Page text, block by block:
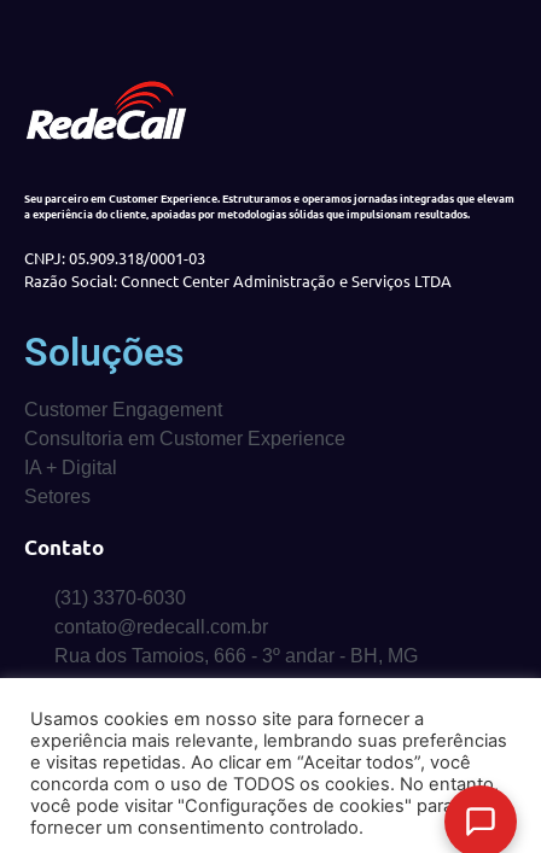
Seu parceiro em Customer Experience. Estruturamos e operamos jornadas integradas que elevam
a experiência do cliente, apoiadas por metodologias sólidas que impulsionam resultados.
CNPJ: 05.909.318/0001-03
Razão Social: Connect Center Administração e Serviços LTDA
Soluções
Customer Engagement
Consultoria em Customer Experience
IA + Digital
Setores
Contato
(31) 3370-6030
contato@redecall.com.br
Rua dos Tamoios, 666 - 3º andar - BH, MG
© 2026 RedeCall. Todos os direitos reservados – Proibida a cópia ou
reprodução.
Usamos cookies em nosso site para fornecer a
experiência mais relevante, lembrando suas preferências
e visitas repetidas. Ao clicar em “Aceitar todos”, você
concorda com o uso de TODOS os cookies. No entanto,
você pode visitar "Configurações de cookies" para
fornecer um consentimento controlado.